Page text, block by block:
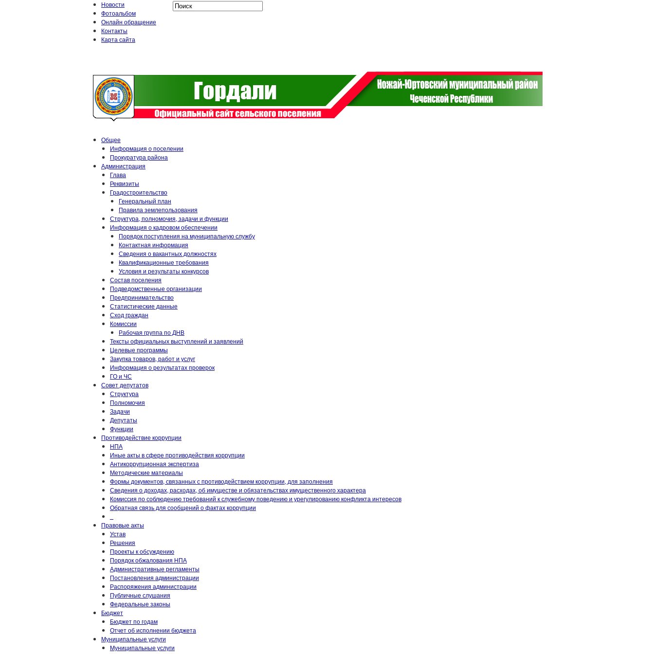
Новости
Фотоальбом
Онлайн обращение
Контакты
Карта сайта
Общее
Информация о поселении
Прокуратура района
Администрация
Глава
Реквизиты
Градостроительство
Генеральный план
Правила землепользования
Структура, полномочия, задачи и функции
Информация о кадровом обеспечении
Порядок поступления на муниципальную службу
Контактная информация
Сведения о вакантных должностях
Квалификационные требования
Условия и результаты конкурсов
Состав поселения
Подведомственные организации
Предпринимательство
Статистические данные
Сход граждан
Комиссии
Рабочая группа по ДНВ
Тексты официальных выступлений и заявлений
Целевые программы
Закупка товаров, работ и услуг
Информация о результатах проверок
ГО и ЧС
Совет депутатов
Структура
Полномочия
Задачи
Депутаты
Функции
Противодействие коррупции
НПА
Иные акты в сфере противодействия коррупции
Антикоррупционная экспертиза
Методические материалы
Формы документов, связанных с противодействием коррупции, для заполнения
Сведения о доходах, расходах, об имуществе и обязательствах имущественного характера
Комиссия по соблюдению требований к служебному поведению и урегулированию конфликта интересов
Обратная связь для сообщений о фактах коррупции
Правовые акты
Устав
Решения
Проекты к обсуждению
Порядок обжалования НПА
Административные регламенты
Постановления администрации
Распоряжения администрации
Публичные слушания
Федеральные законы
Бюджет
Бюджет по годам
Отчет об исполнении бюджета
Муниципальные услуги
Муниципальные услуги